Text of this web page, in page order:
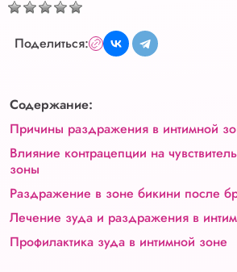
Поделиться:
Содержание:
Причины раздражения в интимной
Влияние контрацепции на
зоны
Раздражение в зоне бикини после
Лечение зуда и раздражения в
Профилактика зуда в интимной зоне